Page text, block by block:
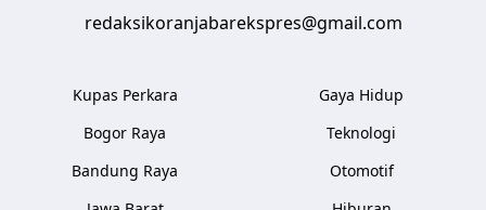
redaksikoranjabarekspres@gmail.com
Kupas Perkara
Bogor Raya
Bandung Raya
Gaya Hidup
Teknologi
Otomotif